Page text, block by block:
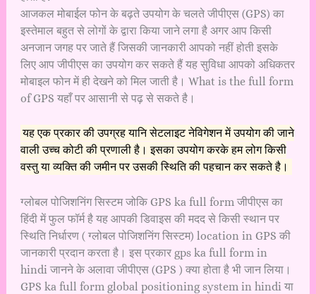
आजकल मोबाईल फोन के बढ़ते उपयोग के चलते जीपीएस (GPS) का
इस्तेमाल बहुत से लोगों के द्वारा किया जाने लगा है अगर आप किसी
अनजान जगह पर जाते हैं जिसकी जानकारी आपको नहीं होती इसके
लिए आप जीपीएस का उपयोग कर सकते हैं यह सुविधा आपको अधिकतर
मोबाइल फोन में ही देखने को मिल जाती है। What is the full form
of GPS यहाँ पर आसानी से पढ़ से सकते है।
यह एक प्रकार की उपग्रह यानि सेटलाइट नेविगेशन में उपयोग की जाने
वाली उच्च कोटी की प्रणाली है। इसका उपयोग करके हम लोग किसी
वस्तु या व्यक्ति की जमीन पर उसकी स्थिति की पहचान कर सकते है।
ग्लोबल पोजिशनिंग सिस्टम जोकि GPS ka full form जीपीएस का
हिंदी में फुल फॉर्म है यह आपकी डिवाइस की मदद से किसी स्थान पर
स्थिति निर्धारण ( ग्लोबल पोजिशनिंग सिस्टम) location in GPS की
जानकारी प्रदान करता है। इस प्रकार gps ka full form in
hindi जानने के अलावा जीपीएस (GPS ) क्या होता है भी जान लिया।
GPS ka full form global positioning system in hindi या